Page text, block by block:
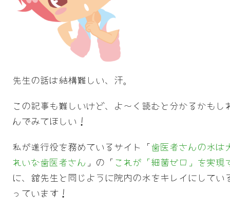
先生の話は結構難しい、汗。
この記事も難しいけど、よ～く読むと分かるかもし
んでみてほしい！
私が進行役を務めているサイト「歯医者さんの水は
れいな歯医者さん 」の「これが「細菌ゼロ」を実現
に、舘先生と同じように院内の水をキレイにしてい
っています！